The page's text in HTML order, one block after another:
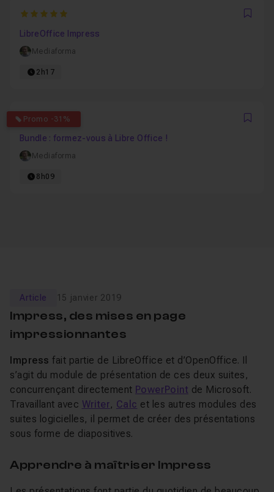
5
LibreOffice Impress
Mediaforma
2h17
Promo -31%
4.5
Bundle : formez-vous à Libre Office !
Mediaforma
8h09
Article 15 janvier 2019
Impress, des mises en page
impressionnantes
Impress fait partie de LibreOffice et d’OpenOffice. Il
s’agit du module de présentation de ces deux suites,
concurrençant directement PowerPoint de Microsoft.
Travaillant avec Writer, Calc et les autres modules des
suites logicielles, il permet de créer des présentations
sous forme de diapositives.
Apprendre à maîtriser Impress